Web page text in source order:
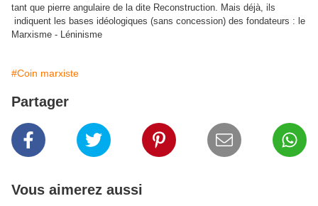
tant que pierre angulaire de la dite Reconstruction. Mais déjà, ils
indiquent les bases idéologiques (sans concession) des fondateurs : le
Marxisme - Léninisme
#Coin marxiste
Partager
Vous aimerez aussi